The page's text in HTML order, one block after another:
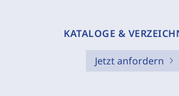
KATALOGE &
Jetzt anfordern